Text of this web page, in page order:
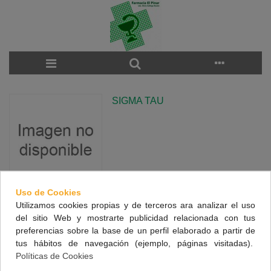
SIGMA TAU
There are no products on the category.
NUESTRA FARMACIA
Uso de Cookies
Utilizamos cookies propias y de terceros ara analizar el uso
del sitio Web y mostrarte publicidad relacionada con tus
preferencias sobre la base de un perfil elaborado a partir de
tus hábitos de navegación (ejemplo, páginas visitadas).
Políticas de Cookies